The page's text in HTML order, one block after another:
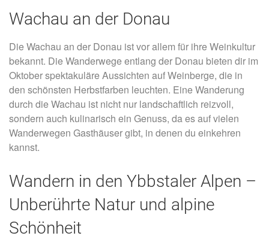
Wachau an der Donau
Die Wachau an der Donau ist vor allem für ihre Weinkultur
bekannt. Die Wanderwege entlang der Donau bieten dir im
Oktober spektakuläre Aussichten auf Weinberge, die in
den schönsten Herbstfarben leuchten. Eine Wanderung
durch die Wachau ist nicht nur landschaftlich reizvoll,
sondern auch kulinarisch ein Genuss, da es auf vielen
Wanderwegen Gasthäuser gibt, in denen du einkehren
kannst.
Wandern in den Ybbstaler Alpen –
Unberührte Natur und alpine
Schönheit